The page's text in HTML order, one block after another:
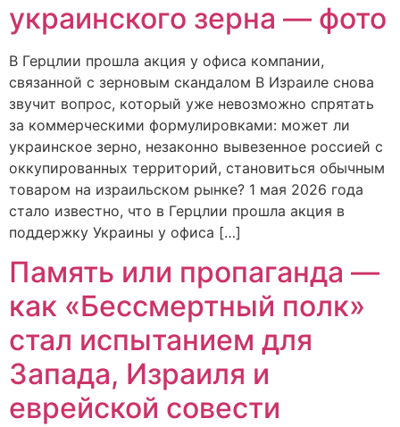
украинского зерна — фото
В Герцлии прошла акция у офиса компании,
связанной с зерновым скандалом В Израиле снова
звучит вопрос, который уже невозможно спрятать
за коммерческими формулировками: может ли
украинское зерно, незаконно вывезенное россией с
оккупированных территорий, становиться обычным
товаром на израильском рынке? 1 мая 2026 года
стало известно, что в Герцлии прошла акция в
поддержку Украины у офиса […]
Память или пропаганда —
как «Бессмертный полк»
стал испытанием для
Запада, Израиля и
еврейской совести